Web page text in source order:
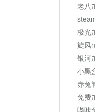
老八
极光
旋风
银河
小黑
赤兔
免费
哔咔